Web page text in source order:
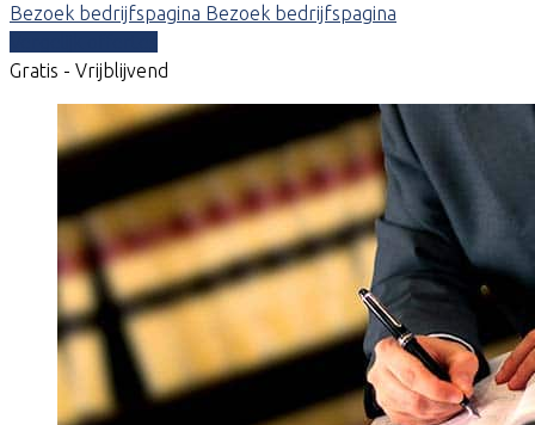
Bezoek bedrijfspagina Bezoek bedrijfspagina
Gratis - Vrijblijvend